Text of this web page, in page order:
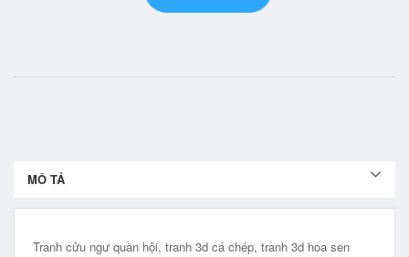
MÔ TẢ
Tranh cửu ngư quần hội, tranh 3d cá chép, tranh 3d hoa sen